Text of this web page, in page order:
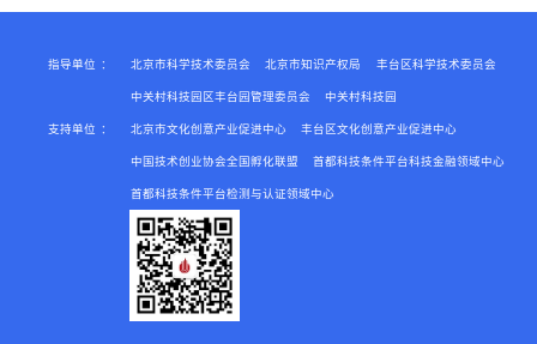
指导单位 ： 北京市科学技术委员会 北京市知识产权局 丰台区科学技术委员会
中关村科技园区丰台园管理委员会 中关村科技园
支持单位 ： 北京市文化创意产业促进中心 丰台区文化创意产业促进中心
中国技术创业协会全国孵化联盟 首都科技条件平台科技金融领域中心
首都科技条件平台检测与认证领域中心